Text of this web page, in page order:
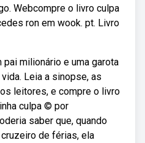
Webcompre o livro culpa
ron em wook. pt. Livro
pai milionário e uma garota
Leia a sinopse, as
leitores, e compre o livro
culpa © por
saber que, quando
de férias, ela